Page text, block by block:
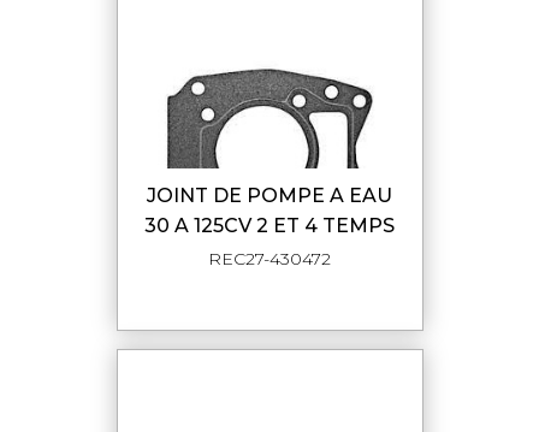
JOINT DE POMPE A EAU
30 A 125CV 2 ET 4 TEMPS
REC27-430472